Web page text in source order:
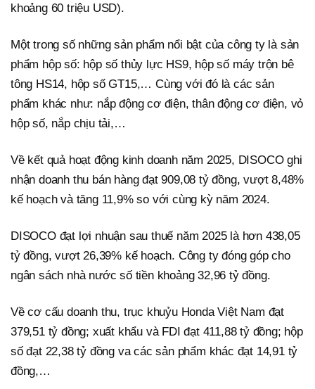
khoảng 60 triệu USD).
Một trong số những sản phẩm nổi bật của công ty là sản
phẩm hộp số: hộp số thủy lực HS9, hộp số máy trộn bê
tông HS14, hộp số GT15,… Cùng với đó là các sản
phẩm khác như: nắp động cơ điện, thân động cơ điện, vỏ
hộp số, nắp chịu tải,…
Về kết quả hoạt động kinh doanh năm 2025, DISOCO ghi
nhận doanh thu bán hàng đạt 909,08 tỷ đồng, vượt 8,48%
kế hoạch và tăng 11,9% so với cùng kỳ năm 2024.
DISOCO đạt lợi nhuận sau thuế năm 2025 là hơn 438,05
tỷ đồng, vượt 26,39% kế hoạch. Công ty đóng góp cho
ngân sách nhà nước số tiền khoảng 32,96 tỷ đồng.
Về cơ cấu doanh thu, trục khuỷu Honda Việt Nam đạt
379,51 tỷ đồng; xuất khẩu và FDI đạt 411,88 tỷ đồng; hộp
số đạt 22,38 tỷ đồng va các sản phẩm khác đạt 14,91 tỷ
đồng,…